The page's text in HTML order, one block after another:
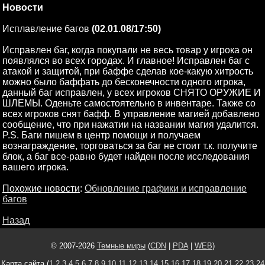
Новости
Исплавление багов (02.01.08/17:50)
Исправлен баг, когда покупали не весь товар у игрока он
появлялся во всех городах. И главное! Исправлен баг с
атакой и защитой, при баффе сделав кое-какую хитрость
можно было баффать до бесконечности одного игрока,
данный баг исправлен, у всех игроков СНЯТО ОРУЖИЕ И
ШЛЕМЫ. Оденьте самостоятельно в инвентаре. Также со
всех игроков снят бафф. В управление магией добавлено
сообщение, что при нажатии на названии магия удалится.
P.S. Баги пишем в центр помощи и получаем
вознаграждение, торговаться за баг не стоит т.к. получите
блок, а баг все-равно будет найден после исследования
вашего игрока.
Похожие новости: Обновление графики и исправление
багов
Назад
© 2007-2026 Темные миры(CDN PDA| WEB)